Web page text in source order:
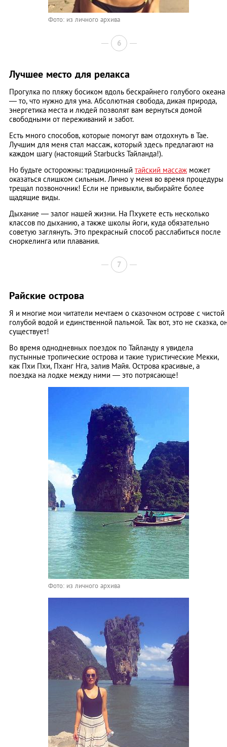
Фото: из личного архива
6
Лучшее место для релакса
Прогулка по пляжу босиком вдоль бескрайнего голубого океана
— то, что нужно для ума. Абсолютная свобода, дикая природа,
энергетика места и людей позволят вам вернуться домой
свободными от переживаний и забот.
Есть много способов, которые помогут вам отдохнуть в Тае.
Лучшим для меня стал массаж, который здесь предлагают на
каждом шагу (настоящий Starbucks Тайланда!).
Но будьте осторожны: традиционный тайский массаж может
оказаться слишком сильным. Лично у меня во время процедуры
трещал позвоночник! Если не привыкли, выбирайте более
щадящие виды.
Дыхание — залог нашей жизни. На Пхукете есть несколько
классов по дыханию, а также школы йоги, куда обязательно
советую заглянуть. Это прекрасный способ расслабиться после
сноркелинга или плавания.
7
Райские острова
Я и многие мои читатели мечтаем о сказочном острове с чистой
голубой водой и единственной пальмой. Так вот, это не сказка,
существует!
Во время однодневных поездок по Тайланду я увидела
пустынные тропические острова и такие туристические Мекки,
как Пхи Пхи, Пханг Нга, залив Майя. Острова красивые, а
поездка на лодке между ними — это потрясающе!
Фото: из личного архива